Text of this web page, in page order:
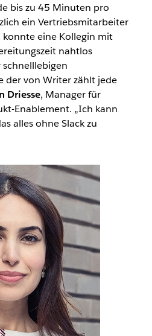
bis zu 45 Minuten pro
ein Vertriebsmitarbeiter
konnte eine Kollegin mit
nahtlos
der von Writer zählt jede
Driesse, Manager für
Enablement. „Ich kann
alles ohne Slack zu